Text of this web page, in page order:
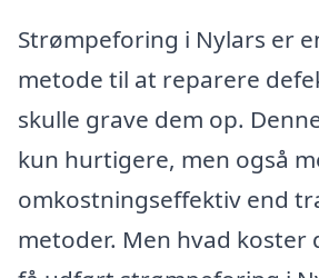
Strømpeforing i Nylars er
metode til at reparere
skulle grave dem op.
kun hurtigere, men også
omkostningseffektiv end
metoder. Men hvad koster